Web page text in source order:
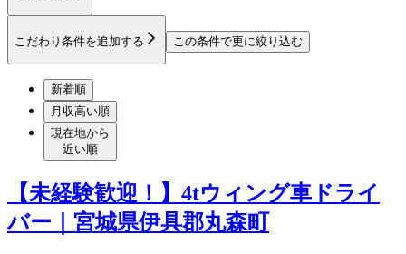
こだわり条件を追加する この条件で更に絞り込む
新着順
月収高い順
現在地から
近い順
【未経験歓迎！】4tウィング車ドライ
バー｜宮城県伊具郡丸森町